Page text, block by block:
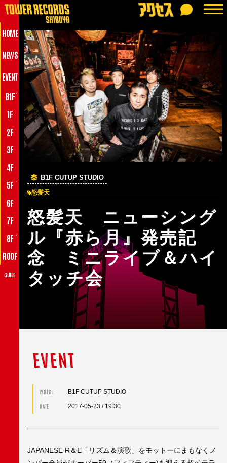
HOME
NEWS
EVENT
B1F ♪
1F
2F
3F
4F
5F
♪
6F
7F
8F
♪
ROOF♪
GUIDE
B1F CUTUP STUDIO
怒髪天
怒髪天 ニューシング
ル『赤ら月』発売記
念 ミニライブ＆ハイ
タッチ会
EVENT
WHERE B1F CUTUP STUDIO
DATE 2017-05-23 / 19:30
JAPANESE R＆E「リズム＆演歌」をモットーにまもなくメ